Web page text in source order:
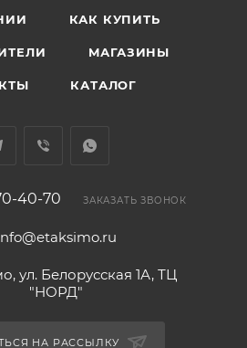
КАК КУПИТЬ
МАГАЗИНЫ
КАТАЛОГ
40-70 ЗАКАЗАТЬ ЗВОНОК
ул. Белорусская 1А, ТЦ
"НОРД"
НА РАССЫЛКУ